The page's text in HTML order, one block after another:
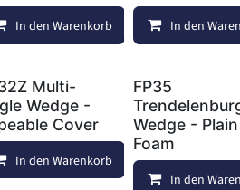
Wunschliste
Vergleichen Auf die Wunschliste
In den Warenkorb Vergleichen
In den
WunschlisteAuf die Wunschliste
Multi-
Wedge -
Cover
In den Warenkorb Vergleichen
FP35
Wedge - Plain
Foam
In den